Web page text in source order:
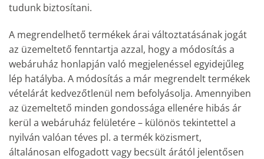
tudunk biztosítani.
A megrendelhető termékek árai változtatásának jogát
az üzemeltető fenntartja azzal, hogy a módosítás a
webáruház honlapján való megjelenéssel egyidejűleg
lép hatályba. A módosítás a már megrendelt termékek
vételárát kedvezőtlenül nem befolyásolja. Amennyiben
az üzemeltető minden gondossága ellenére hibás ár
kerül a webáruház felületére – különös tekintettel a
nyilván valóan téves pl. a termék közismert,
általánosan elfogadott vagy becsült árától jelentősen